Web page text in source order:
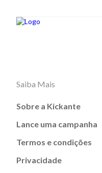
Saiba Mais
Sobre a Kickante
Lance uma campanha
Termos e condições
Privacidade